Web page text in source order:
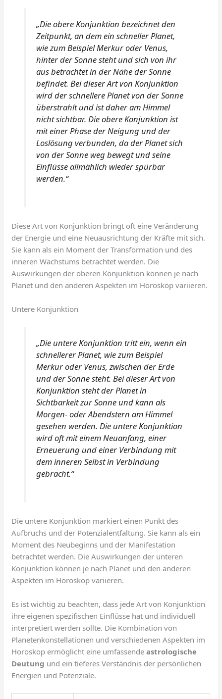
„Die obere Konjunktion bezeichnet den
Zeitpunkt, an dem ein schneller Planet,
wie zum Beispiel Merkur oder Venus,
hinter der Sonne steht und sich von ihr
aus betrachtet in der Nähe der Sonne
befindet. Bei dieser Art von Konjunktion
wird der schnellere Planet von der Sonne
überstrahlt und ist daher am Himmel
nicht sichtbar. Die obere Konjunktion ist
mit einer Phase der Neigung und der
Loslösung verbunden, da der Planet sich
von der Sonne weg bewegt und seine
Einflüsse allmählich wieder spürbar
werden.“
Diese Art von Konjunktion bringt oft eine Veränderung
der Energie und eine Neuausrichtung der Kräfte mit sich.
Sie kann als ein Moment der Transformation und des
inneren Wachstums betrachtet werden. Die
Auswirkungen der oberen Konjunktion können je nach
Planet und den anderen Aspekten im Horoskop variieren.
Untere Konjunktion
„Die untere Konjunktion tritt ein, wenn ein
schnellerer Planet, wie zum Beispiel
Merkur oder Venus, zwischen der Erde
und der Sonne steht. Bei dieser Art von
Konjunktion steht der Planet in
Sichtbarkeit zur Sonne und kann als
Morgen- oder Abendstern am Himmel
gesehen werden. Die untere Konjunktion
wird oft mit einem Neuanfang, einer
Erneuerung und einer Verbindung mit
dem inneren Selbst in Verbindung
gebracht.“
Die untere Konjunktion markiert einen Punkt des
Aufbruchs und der Potenzialentfaltung. Sie kann als ein
Moment des Neubeginns und der Manifestation
betrachtet werden. Die Auswirkungen der unteren
Konjunktion können je nach Planet und den anderen
Aspekten im Horoskop variieren.
Es ist wichtig zu beachten, dass jede Art von Konjunktion
ihre eigenen spezifischen Einflüsse hat und individuell
interpretiert werden sollte. Die Kombination von
Planetenkonstellationen und verschiedenen Aspekten im
Horoskop ermöglicht eine umfassendeastrologische
Deutung und ein tieferes Verständnis der persönlichen
Energien und Potenziale.